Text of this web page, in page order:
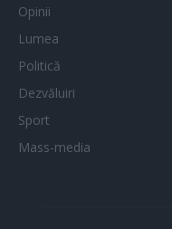
Opinii
Lumea
Politică
Dezvăluiri
Sport
Mass-media